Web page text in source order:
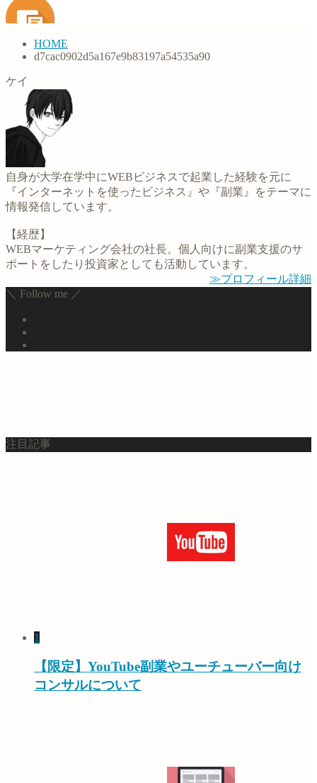
HOME
d7cac0902d5a167e9b83197a54535a90
ケイ
自身が大学在学中にWEBビジネスで起業した経験を元に
『インターネットを使ったビジネス』や『副業』をテーマに
情報発信しています。
【経歴】
WEBマーケティング会社の社長。個人向けに副業支援のサ
ポートをしたり投資家としても活動しています。
≫プロフィール詳細
＼ Follow me ／
注目記事
1
【限定】YouTube副業やユーチューバー向け
コンサルについて